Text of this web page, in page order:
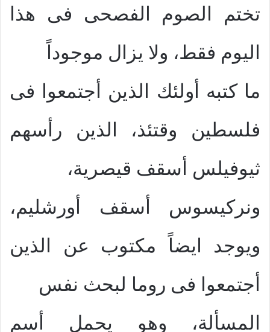
تختم الصوم الفصحى فى هذا
اليوم فقط، ولا يزال موجوداً
ما كتبه أولئك الذين أجتمعوا فى
فلسطين وقتئذ، الذين رأسهم
ثيوفيلس أسقف قيصرية،
ونركيسوس أسقف أورشليم،
ويوجد ايضاً مكتوب عن الذين
أجتمعوا فى روما لبحث نفس
المسألة، وهو يحمل أسم